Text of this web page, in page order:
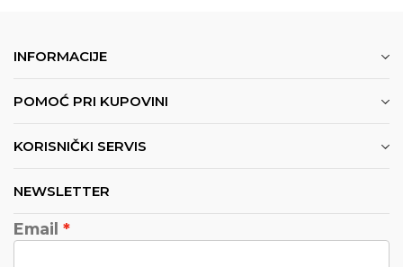
INFORMACIJE
POMOĆ PRI KUPOVINI
KORISNIČKI SERVIS
NEWSLETTER
Email